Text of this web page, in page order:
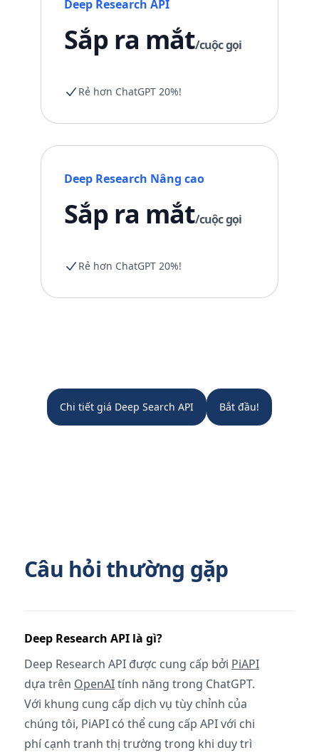
Deep Research API
Sắp ra mắt/cuộc gọi
Rẻ hơn ChatGPT 20%!
Deep Research Nâng cao
Sắp ra mắt/cuộc gọi
Rẻ hơn ChatGPT 20%!
Chi tiết giá Deep Search API Bắt đầu!
Câu hỏi thường gặp
Deep Research API là gì?
Deep Research API được cung cấp bởi PiAPI
dựa trên OpenAItính năng trong ChatGPT.
Với khung cung cấp dịch vụ tùy chỉnh của
chúng tôi, PiAPI có thể cung cấp API với chi
phí cạnh tranh thị trường trong khi duy trì